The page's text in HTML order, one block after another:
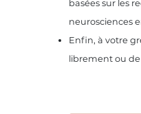
basées sur les
neurosciences
Enfin, à votre
librement ou